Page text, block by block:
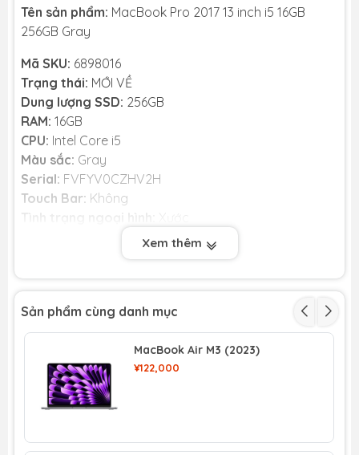
Tên sản phẩm: MacBook Pro 2017 13 inch i5 16GB
256GB Gray
Mã SKU: 6898016
Trạng thái: MỚI VỀ
Dung lượng SSD: 256GB
RAM: 16GB
CPU: Intel Core i5
Màu sắc: Gray
Serial: FVFYV0CZHV2H
Touch Bar: Không
Sạc + Cáp
Số lần sạc pin:118 lần
Ghi chú tình trạng:Có xước
Xem thêm
Sản phẩm cùng danh mục
MacBook Air M3 (2023)
¥122,000